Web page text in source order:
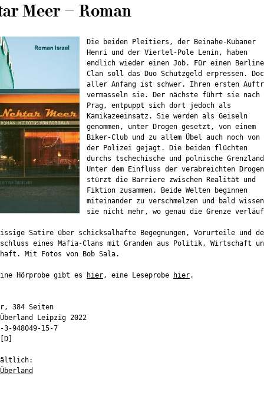
Meer – Roman
Die beiden Pleitiers, der Beinahe-Kubaner
Henri und der Viertel-Pole Lenin, haben
endlich wieder einen Job. Für einen
Clan soll das Duo Schutzgeld erpressen.
aller Anfang ist schwer. Ihren ersten
vermasseln sie. Der nächste führt sie nach
Prag, entpuppt sich dort jedoch als
Kamikazeeinsatz. Sie werden als Geiseln
genommen, unter Drogen gesetzt, von einem
Biker-Club und zu allem Übel auch noch von
der Polizei gejagt. Die beiden flüchten
durchs tschechische und polnische
Unter dem Einfluss der verabreichten Drogen
stürzt die Barriere zwischen Realität und
Fiktion zusammen. Beide Welten beginnen
miteinander zu verschmelzen und bald wissen
sie nicht mehr, wo genau die Grenze
Satire über schicksalhafte Begegnungen, Vorurteile und
eines Mafia-Clans mit Granden aus Politik, Wirtschaft
Mit Fotos von Bob Sala.
Hörprobe gibt es hier , eine Leseprobe hier.
384 Seiten
Leipzig 2022
3-948049-15-7